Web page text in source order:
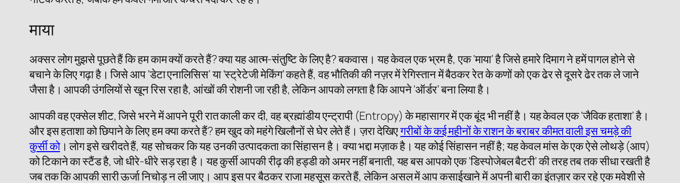
माया
अक्सर लोग मुझसे पूछते हैं कि हम काम क्यों करते हैं? क्या यह आत्म-संतुष्टि के लिए है? बकवास। यह केवल एक भ्रम है, एक ‘माया’ है जिसे हमारे दिमाग ने हमें पागल होने से
बचाने के लिए गढ़ा है। जिसे आप ‘डेटा एनालिसिस’ या ‘स्ट्रेटेजी मेकिंग’ कहते हैं, वह भौतिकी की नज़र में रेगिस्तान में बैठकर रेत के कणों को एक ढेर से दूसरे ढेर तक ले जाने
जैसा है। आपकी उंगलियों से खून रिस रहा है, आंखों की रोशनी जा रही है, लेकिन आपको लगता है कि आपने ‘ऑर्डर’ बना लिया है।
आपकी वह एक्सेल शीट, जिसे भरने में आपने पूरी रात काली कर दी, वह ब्रह्मांडीय एन्ट्रापी (Entropy) के महासागर में एक बूंद भी नहीं है। यह केवल एक ‘जैविक हताशा’ है।
और इस हताशा को छिपाने के लिए हम क्या करते हैं? हम खुद को महंगे खिलौनों से घेर लेते हैं। ज़रा देखिएगरीबों के कई महीनों के राशन के बराबर कीमत वाली इस चमड़े की
कुर्सी को। लोग इसे खरीदते हैं, यह सोचकर कि यह उनकी उत्पादकता का सिंहासन है। क्या भद्दा मज़ाक है। यह कोई सिंहासन नहीं है; यह केवल मांस के एक ऐसे लोथड़े (आप)
को टिकाने का स्टैंड है, जो धीरे-धीरे सड़ रहा है। यह कुर्सी आपकी रीढ़ की हड्डी को अमर नहीं बनाती, यह बस आपको एक ‘डिस्पोजेबल बैटरी’ की तरह तब तक सीधा रखती है
जब तक कि आपकी सारी ऊर्जा निचोड़ न ली जाए। आप इस पर बैठकर राजा महसूस करते हैं, लेकिन असल में आप कसाईखाने में अपनी बारी का इंतज़ार कर रहे एक मवेशी से